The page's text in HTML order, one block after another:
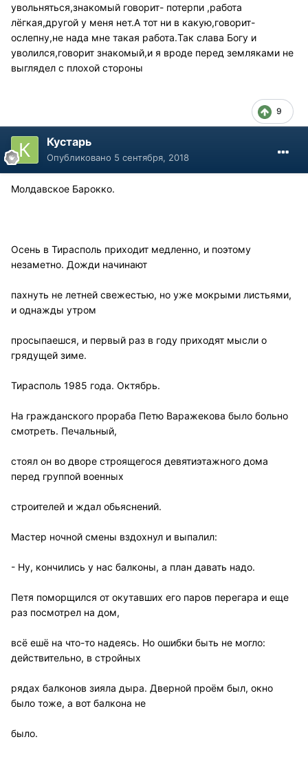
увольняться,знакомый говорит- потерпи ,работа
лёгкая,другой у меня нет.А тот ни в какую,говорит-
ослепну,не нада мне такая работа.Так слава Богу и
уволился,говорит знакомый,и я вроде перед земляками не
выглядел с плохой стороны
9
Кустарь
Опубликовано 5 сентября, 2018
Молдавское Барокко.
Осень в Тирасполь приходит медленно, и поэтому
незаметно. Дожди начинают
пахнуть не летней свежестью, но уже мокрыми листьями,
и однажды утром
просыпаешся, и первый раз в году приходят мысли о
грядущей зиме.
Тирасполь 1985 года. Октябрь.
На гражданского прораба Петю Варажекова было больно
смотреть. Печальный,
стоял он во дворе строящегося девятиэтажного дома
перед группой военных
строителей и ждал обьяснений.
Мастер ночной смены вздохнул и выпалил:
- Ну, кончились у нас балконы, а план давать надо.
Петя поморщился от окутавших его паров перегара и еще
раз посмотрел на дом,
всё ешё на что-то надеясь. Но ошибки быть не могло:
действительно, в стройных
рядах балконов зияла дыра. Дверной проём был, окно
было тоже, а вот балкона не
было.